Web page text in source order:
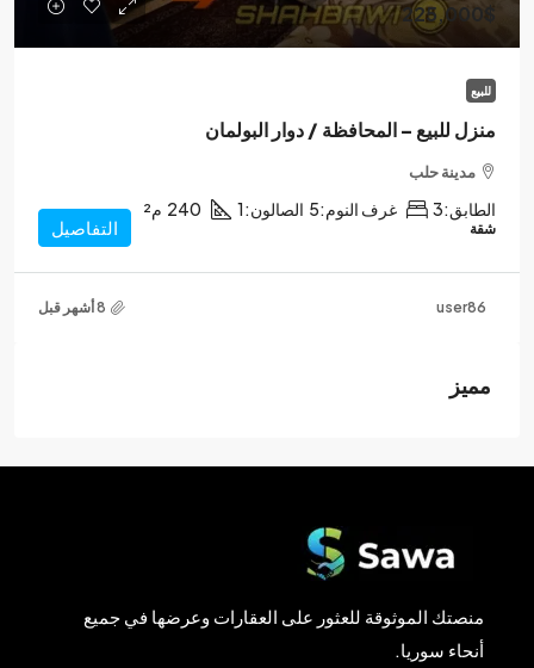
225,000$
للبيع
منزل للبيع – المحافظة / دوار البولمان
مدينة حلب
الطابق:3 غرف النوم:5 الصالون:1
240 م²
شقة التفاصيل
user86
مميز
منصتك الموثوقة للعثور على العقارات وعرضها في جميع
أنحاء سوريا.